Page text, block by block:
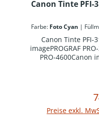
Canon Tinte PFI-
Farbe: Foto Cyan |
Canon Tinte PFI-
imagePROGRAF
PRO-4600Canon
Preise exkl.
In